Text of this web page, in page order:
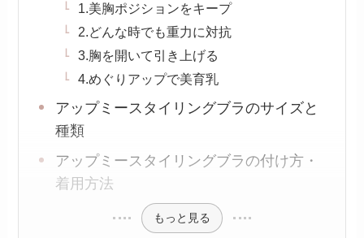
1.美胸ポジションをキープ
2.どんな時でも重力に対抗
3.胸を開いて引き上げる
4.めぐりアップで美育乳
アップミースタイリングブラのサイズと
種類
アップミースタイリングブラの付け方・
着用方法
もっと見る